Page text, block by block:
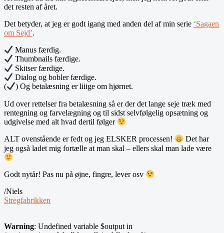
det resten af året.
Det betyder, at jeg er godt igang med anden del af min serie ‘Sagaen
om Sejd’.
Manus færdig.
Thumbnails færdige.
Skitser færdige.
Dialog og bobler færdige.
(
) Og betalæsning er liiige om hjørnet.
Ud over rettelser fra betalæsning så er der det lange seje træk med
rentegning og farvelægning og til sidst selvfølgelig opsætning og
udgivelse med alt hvad dertil følger
ALT ovenstående er fedt og jeg ELSKER processen!
Det har
jeg også ladet mig fortælle at man skal – ellers skal man lade være
Godt nytår! Pas nu på øjne, fingre, lever osv
/Niels
Stregfabrikken
Warning: Undefined variable $output in